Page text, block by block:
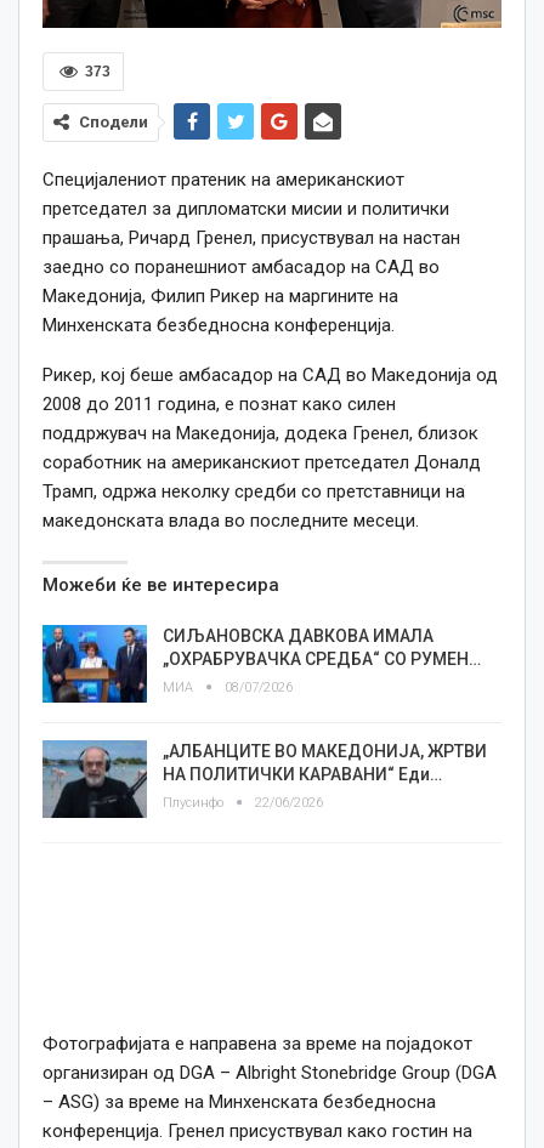
373
Сподели
Специјалениот пратеник на американскиот
претседател за дипломатски мисии и политички
прашања, Ричард Гренел, присуствувал на настан
заедно со поранешниот амбасадор на САД во
Македонија, Филип Рикер на маргините на
Минхенската безбедносна конференција.
Рикер, кој беше амбасадор на САД во Македонија од
2008 до 2011 година, е познат како силен
поддржувач на Македонија, додека Гренел, близок
соработник на американскиот претседател Доналд
Трамп, одржа неколку средби со претставници на
македонската влада во последните месеци.
Можеби ќе ве интересира
СИЉАНОВСКА ДАВКОВА ИМАЛА
„ОХРАБРУВАЧКА СРЕДБА“ СО РУМЕН…
МИА 08/07/2026
„АЛБАНЦИТЕ ВО МАКЕДОНИЈА, ЖРТВИ
НА ПОЛИТИЧКИ КАРАВАНИ“ Еди…
Плусинфо 22/06/2026
Фотографијата е направена за време на појадокот
организиран од DGA – Albright Stonebridge Group (DGA
– ASG) за време на Минхенската безбедносна
конференција. Гренел присуствувал како гостин на